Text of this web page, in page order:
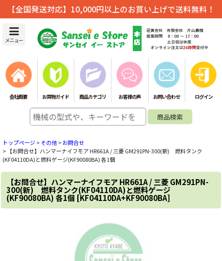
【全国発送対応】10,000円以上のお買い上げで送料無料！
メニュー
会社概要 お買物ガイド 商品カテゴリ お客様の声 お問い合わせ ログイン
トップページ>その他>お問合せ
> 【お問合せ】ハンマーナイフモア HR661A / 三菱 GM291PN-300(新) 燃料タンク
(KF04110DA)と燃料ゲージ(KF90080BA) 各1個
【お問合せ】ハンマーナイフモア HR661A / 三菱 GM291PN-
300(新) 燃料タンク(KF04110DA)と燃料ゲージ
(KF90080BA) 各1個 [KF04110DA+KF90080BA]